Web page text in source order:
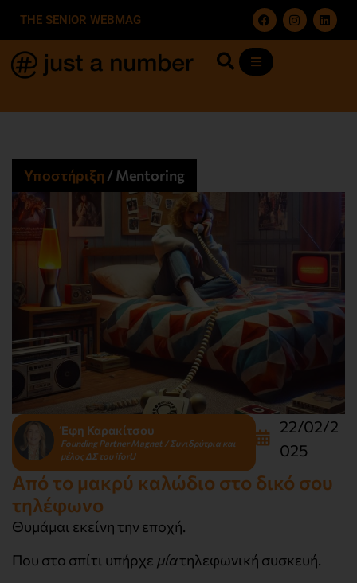
THE SENIOR WEBMAG
Υποστήριξη /Mentoring
Έφη Καρακίτσου
Founding Partner Magnet / Συνιδρύτρια και
μέλος ΔΣ του iforU
22/02/2
025
Από το μακρύ καλώδιο στο δικό σου
τηλέφωνο
Θυμάμαι εκείνη την εποχή.
Που στο σπίτι υπήρχε μίατηλεφωνική συσκευή.